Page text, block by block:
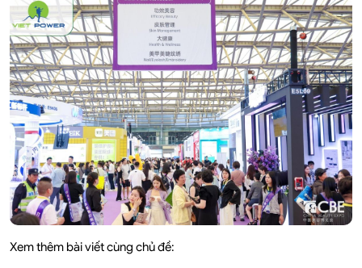
Xem thêm bài viết cùng chủ đề: